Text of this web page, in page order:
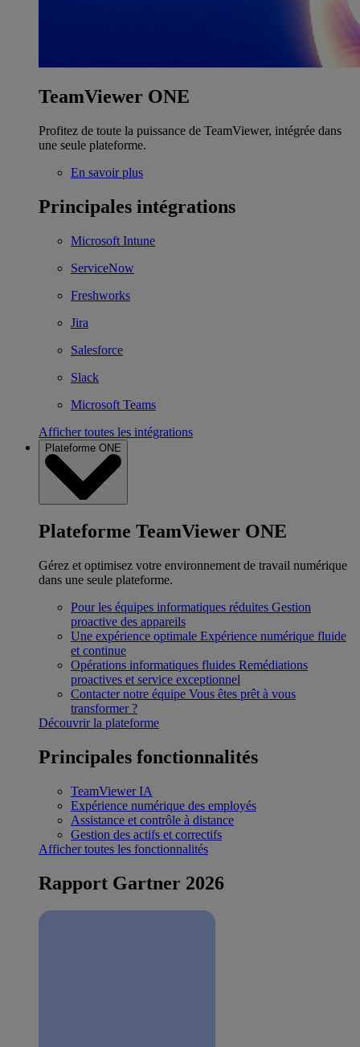
TeamViewer ONE
Profitez de toute la puissance de TeamViewer, intégrée dans
une seule plateforme.
En savoir plus
Principales intégrations
Microsoft Intune
ServiceNow
Freshworks
Jira
Salesforce
Slack
Microsoft Teams
Afficher toutes les intégrations
Plateforme ONE
Plateforme TeamViewer ONE
Gérez et optimisez votre environnement de travail numérique
dans une seule plateforme.
Pour les équipes informatiques réduites Gestion
proactive des appareils
Une expérience optimale Expérience numérique fluide
et continue
Opérations informatiques fluides Remédiations
proactives et service exceptionnel
Contacter notre équipe Vous êtes prêt à vous
transformer ?
Découvrir la plateforme
Principales fonctionnalités
TeamViewer IA
Expérience numérique des employés
Assistance et contrôle à distance
Gestion des actifs et correctifs
Afficher toutes les fonctionnalités
Rapport Gartner 2026